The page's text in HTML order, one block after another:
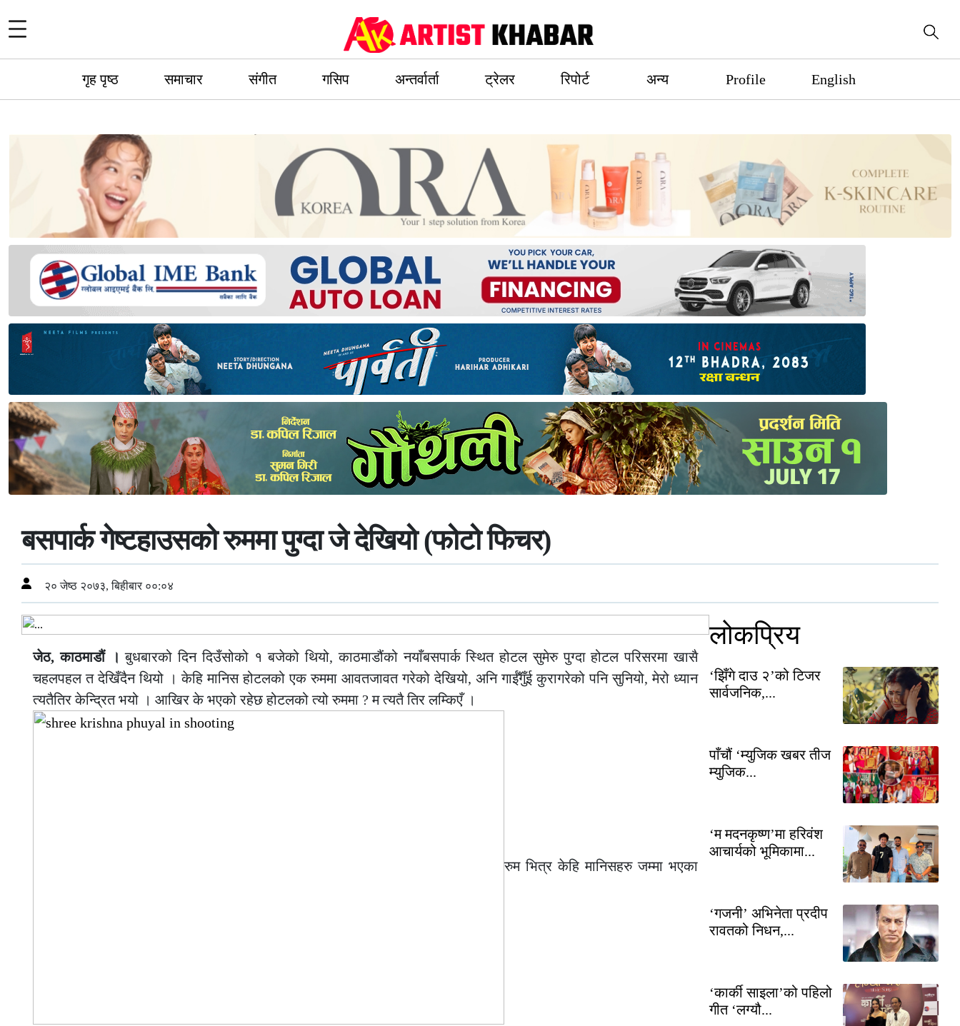
गृह पृष्ठ समाचार संगीत गसिप अन्तर्वार्ता ट्रेलर रिपोर्ट अन्य Profile English
बसपार्क गेष्टहाउसको रुममा पुग्दा जे देखियो (फोटो फिचर)
२० जेष्ठ २०७३, बिहीबार ००:०४
जेठ, काठमाडौं । बुधबारको दिन दिउँसोको १ बजेको थियो, काठमाडौंको नयाँबसपार्क स्थित होटल सुमेरु पुग्दा होटल परिसरमा खासै
चहलपहल त देखिँदैन थियो । केहि मानिस होटलको एक रुममा आवतजावत गरेको देखियो, अनि गाईँगुँई कुरागरेको पनि सुनियो, मेरो ध्यान
त्यतैतिर केन्द्रित भयो । आखिर के भएको रहेछ होटलको त्यो रुममा ? म त्यतै तिर लम्किएँ ।
रुम भित्र केहि मानिसहरु जम्मा भएका
लोकप्रिय
‘झिँगे दाउ २’को टिजर
सार्वजनिक,...
पाँचौं ‘म्युजिक खबर तीज
म्युजिक...
‘म मदनकृष्ण’मा हरिवंश
आचार्यको भूमिकामा...
‘गजनी’ अभिनेता प्रदीप
रावतको निधन,...
‘कार्की साइला’को पहिलो
गीत ‘लग्यौ...